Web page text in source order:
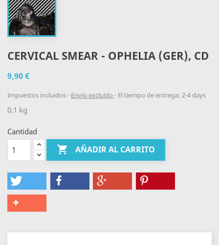
CERVICAL SMEAR - OPHELIA (GER), CD
9,90 €
Impuestos incluidos Envío excluido El tiempo de entrega: 2-4 days
0.1 kg
Cantidad
 AÑADIR AL CARRITO